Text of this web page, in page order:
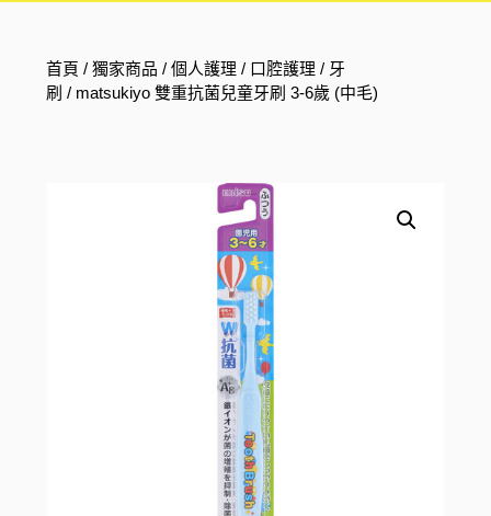
首頁 /獨家商品 /個人護理 / 口腔護理 / 牙
刷 / matsukiyo 雙重抗菌兒童牙刷 3-6歲 (中毛)